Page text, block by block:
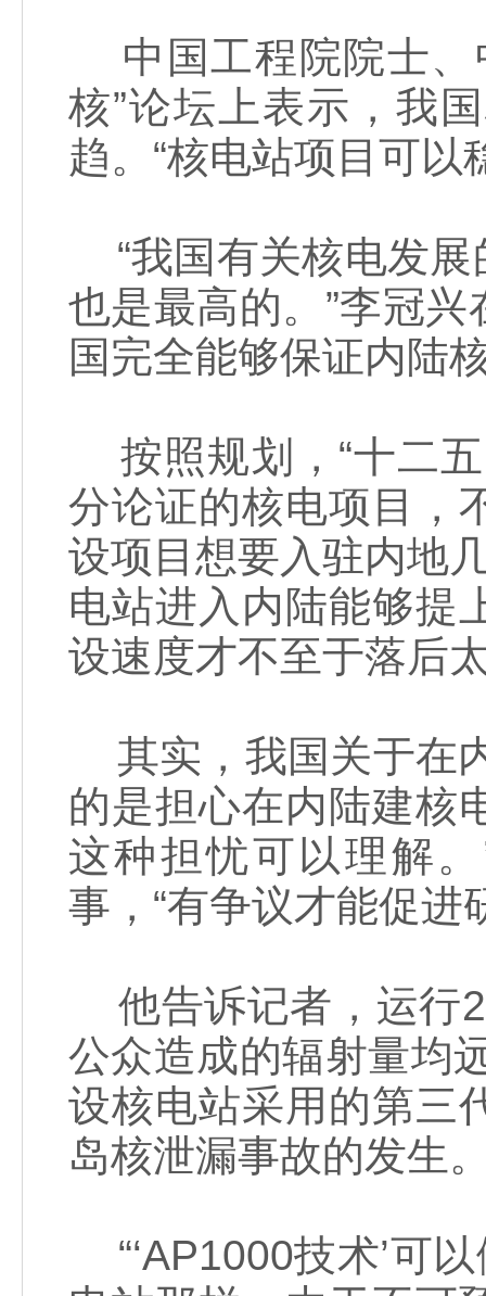
中国工程院院士、
核”论坛上表示，我
趋。“核电站项目可以
“我国有关核电发展
也是最高的。”李冠
国完全能够保证内陆
按照规划，“十二五
分论证的核电项目，
设项目想要入驻内地
电站进入内陆能够提
设速度才不至于落后
其实，我国关于在
的是担心在内陆建核
这种担忧可以理解
事，“有争议才能促进
他告诉记者，运行
公众造成的辐射量均
设核电站采用的第三
岛核泄漏事故的发生
“‘AP1000技术’可